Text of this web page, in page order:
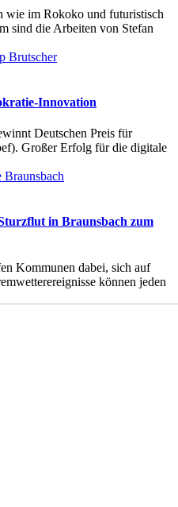
im Rokoko und futuristisch
sind die Arbeiten von Stefan
Innovation
Deutschen Preis für
Großer Erfolg für die digitale
in Braunsbach zum
Kommunen dabei, sich auf
können jeden